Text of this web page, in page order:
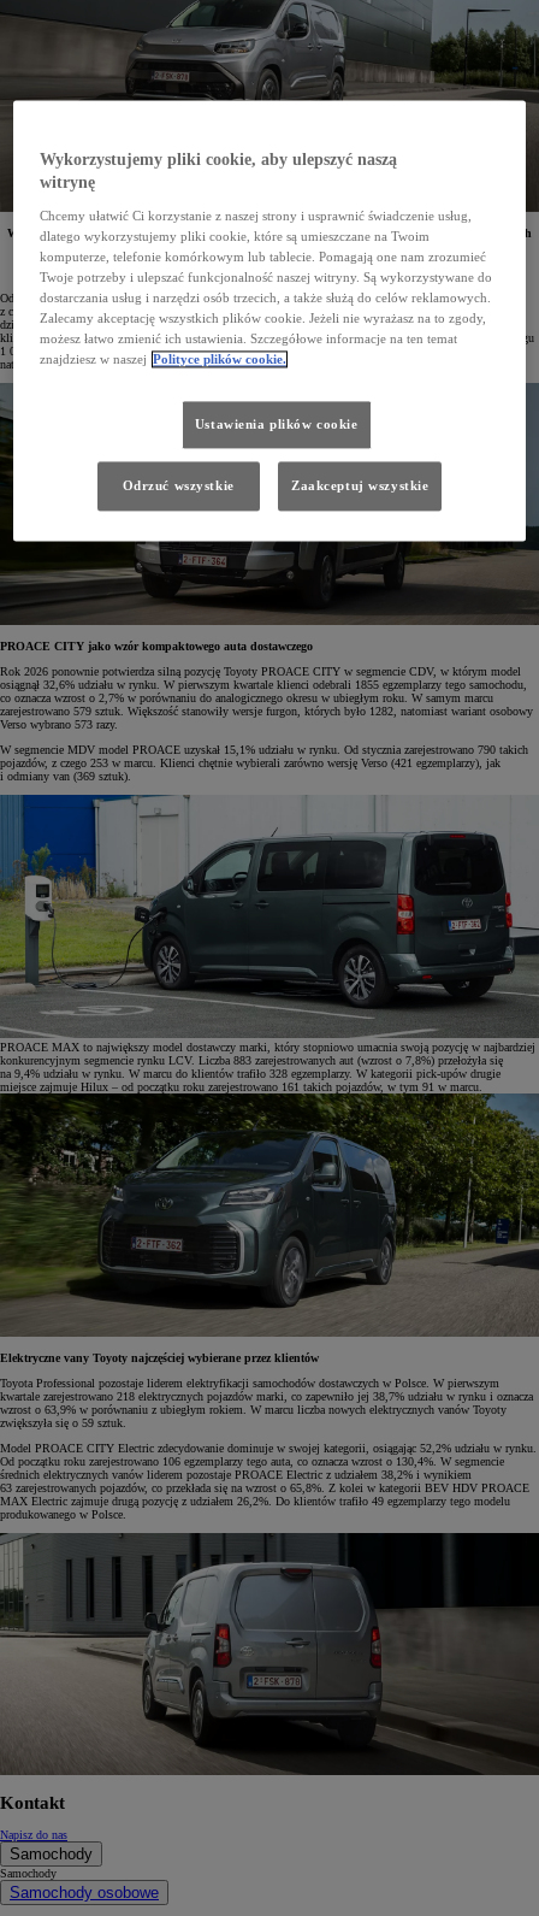
W pierwszym kwartale 2026 roku zarejestrowano łącznie 3689 samochodów osobowych i dostawczych
Toyota Professional. W pierwszej dziesiątce najpopularniejszych modeli rynku LCV za ten okres
znalazły się dwa pojazdy marki. Model PROACE CITY okazał się wyraźnym liderem w segmencie
CDV. Toyota osiągnęła również dominującą pozycję w kategorii elektrycznych vanów.
Od stycznia do marca klienci zarejestrowali 3689 pojazdów osobowych i dostawczych Toyota Professional,
z czego 1251 przypadło tylko na marzec. Po zakończeniu kwartału dwa modele znalazły się w czołowej
dziesiątce najczęściej wybieranych aut w segmencie LCV w Polsce, co potwierdza duże zainteresowanie
klientów wszechstronnymi dostawczakami z niespotykaną na rynku Gwarancją PRO na 3 lata lub do przebiegu
1 000 000 km. Drugie miejsce w zestawieniu zajął model PROACE CITY z wynikiem 1855 egzemplarzy,
natomiast na dziesiątej pozycji uplasował się PROACE MAX, którego zarejestrowano 883 sztuki.
PROACE CITY jako wzór kompaktowego auta dostawczego
Rok 2026 ponownie potwierdza silną pozycję Toyoty PROACE CITY w segmencie CDV, w którym model
osiągnął 32,6% udziału w rynku. W pierwszym kwartale klienci odebrali 1855 egzemplarzy tego samochodu,
co oznacza wzrost o 2,7% w porównaniu do analogicznego okresu w ubiegłym roku. W samym marcu
zarejestrowano 579 sztuk. Większość stanowiły wersje furgon, których było 1282, natomiast wariant osobowy
Verso wybrano 573 razy.
W segmencie MDV model PROACE uzyskał 15,1% udziału w rynku. Od stycznia zarejestrowano 790 takich
pojazdów, z czego 253 w marcu. Klienci chętnie wybierali zarówno wersję Verso (421 egzemplarzy), jak
i odmiany van (369 sztuk).
PROACE MAX to największy model dostawczy marki, który stopniowo umacnia swoją pozycję w najbardziej
konkurencyjnym segmencie rynku LCV. Liczba 883 zarejestrowanych aut (wzrost o 7,8%) przełożyła się
na 9,4% udziału w rynku. W marcu do klientów trafiło 328 egzemplarzy. W kategorii pick-upów drugie
miejsce zajmuje Hilux – od początku roku zarejestrowano 161 takich pojazdów, w tym 91 w marcu.
Elektryczne vany Toyoty najczęściej wybierane przez klientów
Toyota Professional pozostaje liderem elektryfikacji samochodów dostawczych w Polsce. W pierwszym
kwartale zarejestrowano 218 elektrycznych pojazdów marki, co zapewniło jej 38,7% udziału w rynku i oznacza
wzrost o 63,9% w porównaniu z ubiegłym rokiem. W marcu liczba nowych elektrycznych vanów Toyoty
zwiększyła się o 59 sztuk.
Model PROACE CITY Electric zdecydowanie dominuje w swojej kategorii, osiągając 52,2% udziału w rynku.
Od początku roku zarejestrowano 106 egzemplarzy tego auta, co oznacza wzrost o 130,4%. W segmencie
średnich elektrycznych vanów liderem pozostaje PROACE Electric z udziałem 38,2% i wynikiem
63 zarejestrowanych pojazdów, co przekłada się na wzrost o 65,8%. Z kolei w kategorii BEV HDV PROACE
MAX Electric zajmuje drugą pozycję z udziałem 26,2%. Do klientów trafiło 49 egzemplarzy tego modelu
produkowanego w Polsce.
Kontakt
Napisz do nas
Samochody
Samochody
Samochody osobowe
Wykorzystujemy pliki cookie, aby ulepszyć naszą
witrynę
Chcemy ułatwić Ci korzystanie z naszej strony i usprawnić świadczenie usług,
dlatego wykorzystujemy pliki cookie, które są umieszczane na Twoim
komputerze, telefonie komórkowym lub tablecie. Pomagają one nam zrozumieć
Twoje potrzeby i ulepszać funkcjonalność naszej witryny. Są wykorzystywane do
dostarczania usług i narzędzi osób trzecich, a także służą do celów reklamowych.
Zalecamy akceptację wszystkich plików cookie. Jeżeli nie wyrażasz na to zgody,
możesz łatwo zmienić ich ustawienia. Szczegółowe informacje na ten temat
znajdziesz w naszej Polityce plików cookie.
Ustawienia plików cookie
Odrzuć wszystkie Zaakceptuj wszystkie